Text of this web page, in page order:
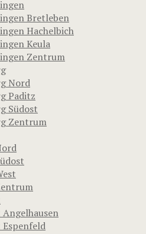
Bretleben
Hachelbich
Keula
Zentrum
Nord
Paditz
Südost
Zentrum